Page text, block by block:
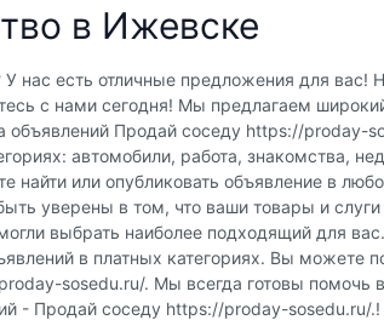
в Ижевске
нас есть отличные предложения для вас!
с нами сегодня! Мы предлагаем
объявлений Продай соседу https://proday-
автомобили, работа, знакомства,
или опубликовать объявление в
уверены в том, что ваши товары и
выбрать наиболее подходящий для
в платных категориях. Вы можете
sosedu.ru/. Мы всегда готовы помочь
- Продай соседу https://proday-sosedu.ru/.!